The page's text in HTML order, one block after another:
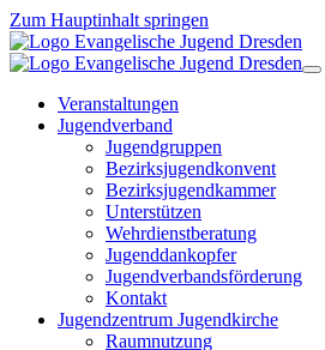
Zum Hauptinhalt springen
Veranstaltungen
Jugendverband
Jugendgruppen
Bezirksjugendkonvent
Bezirksjugendkammer
Unterstützen
Wehrdienstberatung
Jugenddankopfer
Jugendverbandsförderung
Kontakt
Jugendzentrum Jugendkirche
Raumnutzung